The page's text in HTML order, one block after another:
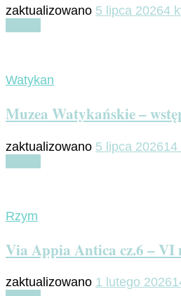
zaktualizowano 5 lipca 20264
Watykan
Muzea Watykańskie –
zaktualizowano 5 lipca 2026
Rzym
Via Appia Antica cz.6 – VI
zaktualizowano 1 lutego 2026